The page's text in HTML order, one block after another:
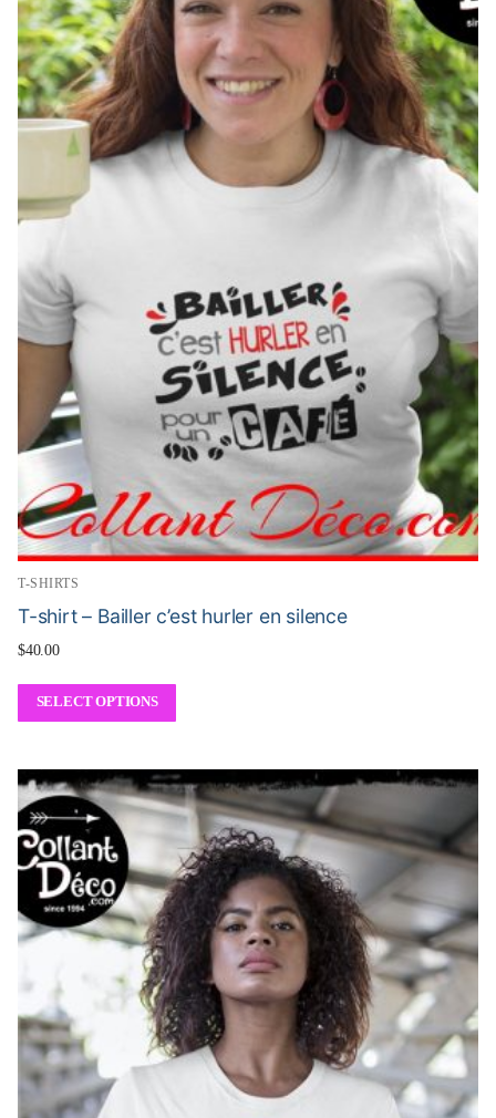
T-SHIRTS
T-shirt – Bailler c’est hurler en silence
$40.00
SELECT OPTIONS